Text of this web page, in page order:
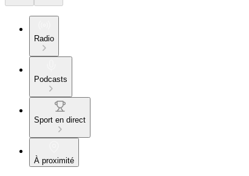
Radio
Podcasts
Sport en direct
À proximité